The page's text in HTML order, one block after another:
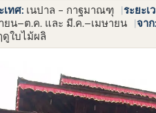
เทศ: เนปาล - กาฐมาณฑุ ระยะเ
ยน–ต.ค. และ มี.ค.–เมษายน จาก:
ดูใบไม้ผลิ